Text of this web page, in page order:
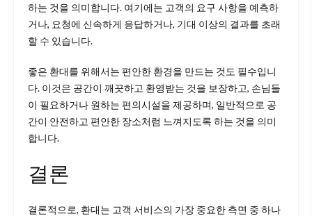
하는 것을 의미합니다. 여기에는 고객의 요구 사항을 예측하
거나, 요청에 신속하게 응답하거나, 기대 이상의 결과를 초래
할 수 있습니다.
좋은 환대를 위해서는 편안한 환경을 만드는 것도 필수입니
다. 이것은 공간이 깨끗하고 환영받는 것을 보장하고, 손님들
이 필요하거나 원하는 편의시설을 제공하며, 일반적으로 공
간이 안전하고 편안한 장소처럼 느껴지도록 하는 것을 의미
합니다.
결론
결론적으로, 환대는 고객 서비스의 가장 중요한 측면 중 하나